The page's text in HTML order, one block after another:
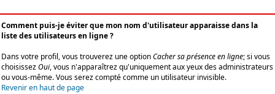
Comment puis-je éviter que mon nom d'utilisateur apparaisse dans la
liste des utilisateurs en ligne ?
Dans votre profil, vous trouverez une optionCacher sa présence en ligne; si vous
choisissezOui, vous n'apparaîtrez qu'uniquement aux yeux des administrateurs
ou vous-même. Vous serez compté comme un utilisateur invisible.
Revenir en haut de page